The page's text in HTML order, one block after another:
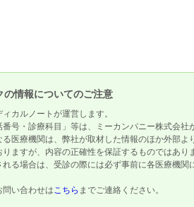
情報についてのご注意
カルノートが運営します。
番号・診療科目」等は、ミーカンパニー株式会
る医療機関は、弊社が取材した情報のほか外部
りますが、内容の正確性を保証するものではあり
れる場合は、受診の際には必ず事前に各医療機
問い合わせはこちら までご連絡ください。